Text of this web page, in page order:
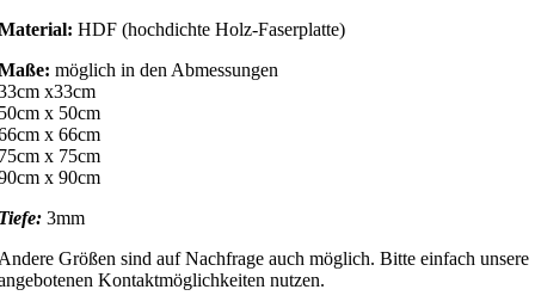
HDF (hochdichte Holz-Faserplatte)
möglich in den Abmessungen
x33cm
x 50cm
x 66cm
x 75cm
x 90cm
3mm
Größen sind auf Nachfrage auch möglich. Bitte einfach unsere
Kontaktmöglichkeiten nutzen.